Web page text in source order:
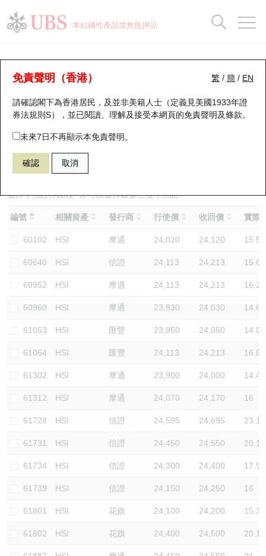
本結構性產品並無抵押品
繁 / 簡 / EN
免責聲明（香港）
請確認閣下為香港居民，及並非美籍人士（定義見美國1933年證
券法規則S），並已閱讀、理解及接受本網頁的免責聲明及條款。
未來7日不再顯示本免責聲明。
確認 取消
牛熊證分析儀
表現 街貨統計 比較
67438 瑞銀牛證 HSI 恒生指數
選擇牛熊證作比較 *你可以選擇最多三隻牛熊證
編號 相關資產 發行商 行使價 收回價 實際
60102 HSI 摩通 24,020 24,120 15.5
60640 HSI 信證 24,113 24,213 15.6
60952 HSI 摩通 24,113 24,213 16.2
60960 HSI 摩通 23,930 24,030 14.6
61053 HSI 匯豐 23,950 24,050 14.8
61064 HSI 匯豐 24,113 24,213 16.8
61302 HSI 摩通 23,900 24,000 14.4
61312 HSI 摩通 24,070 24,170 16
61728 HSI 信證 24,595 24,695 23.1
61731 HSI 信證 24,450 24,550 20.1
61734 HSI 信證 24,300 24,400 17.9
61739 HSI 信證 24,150 24,250 16
61801 HSI 花旗 24,100 24,200 15.3
61802 HSI 花旗 24,400 24,500 20.1
瑞銀認股證一覽
新發行瑞銀認股證
即將到期認股證
認股證到期結算價查詢
認股證分析儀
認股證速算機
認股證/牛熊證日誌
認股證文件及公告
街貨統計
比較
牛熊全景快搜
牛熊證搜尋
牛熊證街貨分佈圖
正股牛熊證列表
新發行瑞銀牛熊證
已收回牛熊證剩餘價值
牛熊證到期結算價查詢
牛熊證分析儀
牛熊證文件及公告
牛熊證文件及公告 (瑞信)
街貨統計
比較
十大升幅/跌幅
十大認股證成交分佈
十天股證佔大市成交
資金流
街貨統計
三十大平均引伸波幅
正股分析儀
二十大活躍股份
恒指成份股
國指成份股
科指成份股
相關資產沽空
中資ETFs溢價比較
AH 股價對照
ADR
收市競價變化
持股比重
顯示所有持股比重
每月輪證大市專題
輪證專欄
講座及教育短片
認股證投資者教育
牛熊證投資者教育
認股證牛熊證常問問題